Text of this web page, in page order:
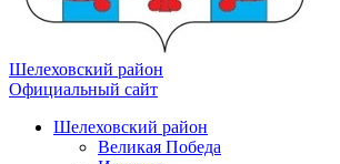
Шелеховский район
Официальный сайт
Шелеховский район
Великая Победа